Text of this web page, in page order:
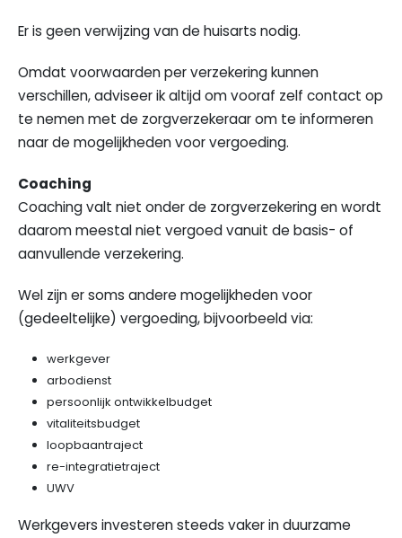
Er is geen verwijzing van de huisarts nodig.
Omdat voorwaarden per verzekering kunnen
verschillen, adviseer ik altijd om vooraf zelf contact op
te nemen met de zorgverzekeraar om te informeren
naar de mogelijkheden voor vergoeding.
Coaching
Coaching valt niet onder de zorgverzekering en wordt
daarom meestal niet vergoed vanuit de basis- of
aanvullende verzekering.
Wel zijn er soms andere mogelijkheden voor
(gedeeltelijke) vergoeding, bijvoorbeeld via:
werkgever
arbodienst
persoonlijk ontwikkelbudget
vitaliteitsbudget
loopbaantraject
re-integratietraject
UWV
Werkgevers investeren steeds vaker in duurzame